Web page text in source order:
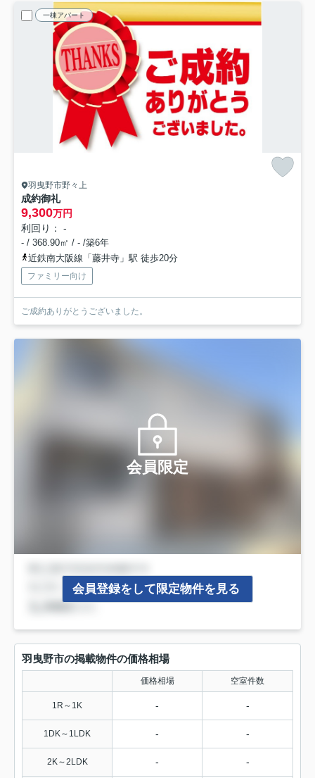
一棟アパート
羽曳野市野々上
成約御礼
9,300万円
利回り： -
- / 368.90㎡ / - /築6年
近鉄南大阪線「藤井寺」駅 徒歩20分
ファミリー向け
ご成約ありがとうございました。
会員限定
会員登録をして限定物件を見る
羽曳野市の掲載物件の価格相場
価格相場 空室件数
1R～1K - -
1DK～1LDK - -
2K～2LDK - -